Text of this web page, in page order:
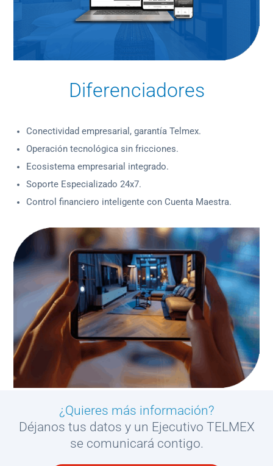
Diferenciadores
Conectividad empresarial, garantía Telmex.
Operación tecnológica sin fricciones.
Ecosistema empresarial integrado.
Soporte Especializado 24x7.
Control financiero inteligente con Cuenta Maestra.
¿Quieres más información?
Déjanos tus datos y un Ejecutivo TELMEX
se comunicará contigo.